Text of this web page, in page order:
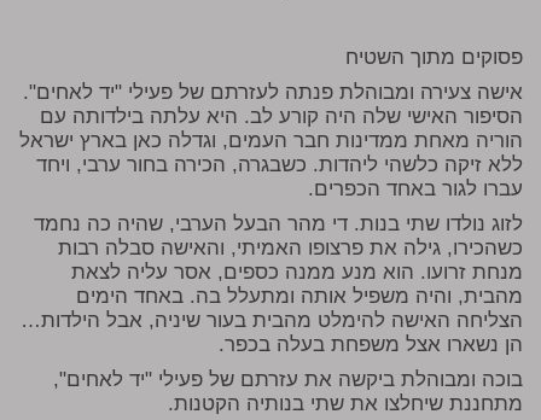
פסוקים מתוך השטיח
אישה צעירה ומבוהלת פנתה לעזרתם של פעילי "יד לאחים".
הסיפור האישי שלה היה קורע לב. היא עלתה בילדותה עם
הוריה מאחת ממדינות חבר העמים, וגדלה כאן בארץ ישראל
ללא זיקה כלשהי ליהדות. כשבגרה, הכירה בחור ערבי, ויחד
עברו לגור באחד הכפרים.
לזוג נולדו שתי בנות. די מהר הבעל הערבי, שהיה כה נחמד
כשהכירו, גילה את פרצופו האמיתי, והאישה סבלה רבות
מנחת זרועו. הוא מנע ממנה כספים, אסר עליה לצאת
מהבית, והיה משפיל אותה ומתעלל בה. באחד הימים
הצליחה האישה להימלט מהבית בעור שיניה, אבל הילדות…
הן נשארו אצל משפחת בעלה בכפר.
בוכה ומבוהלת ביקשה את עזרתם של פעילי "יד לאחים",
מתחננת שיחלצו את שתי בנותיה הקטנות.